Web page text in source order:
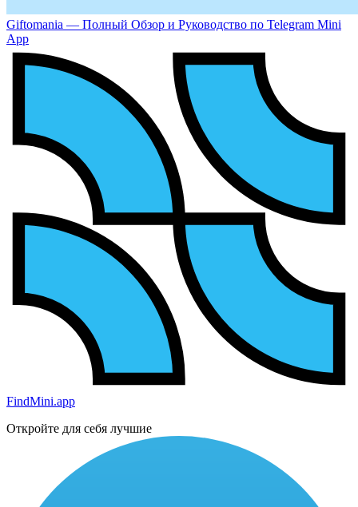
Giftomania — Полный Обзор и Руководство по Telegram Mini
App
FindMini.app
Откройте для себя лучшие